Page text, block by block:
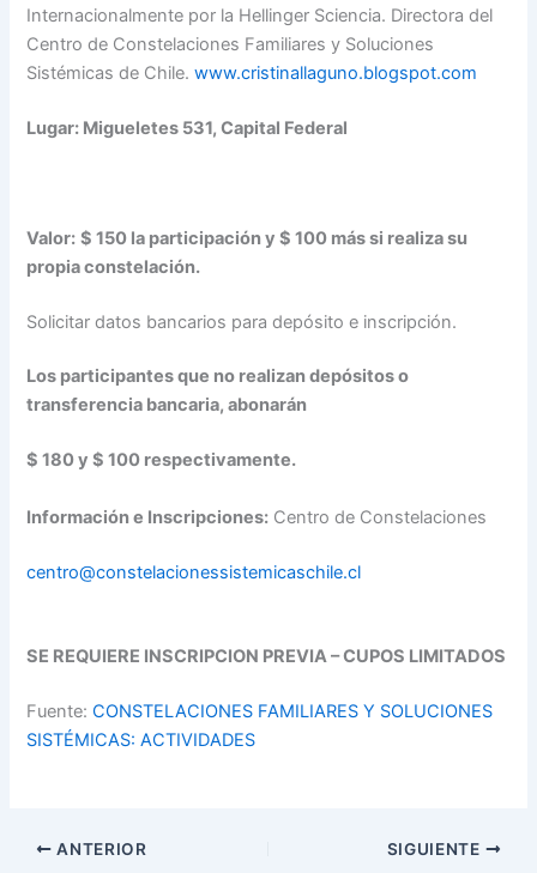
Internacionalmente por la Hellinger Sciencia. Directora del
Centro de Constelaciones Familiares y Soluciones
Sistémicas de Chile.www.cristinallaguno.blogspot.com
Lugar: Migueletes 531, Capital Federal
Valor: $ 150 la participación y $ 100 más si realiza su
propia constelación.
Solicitar datos bancarios para depósito e inscripción.
Los participantes que no realizan depósitos o
transferencia bancaria, abonarán
$ 180 y $ 100 respectivamente.
Información e Inscripciones: Centro de Constelaciones
centro@constelacionessistemicaschile.cl
SE REQUIERE INSCRIPCION PREVIA – CUPOS LIMITADOS
Fuente:CONSTELACIONES FAMILIARES Y SOLUCIONES
SISTÉMICAS: ACTIVIDADES
ANTERIOR SIGUIENTE